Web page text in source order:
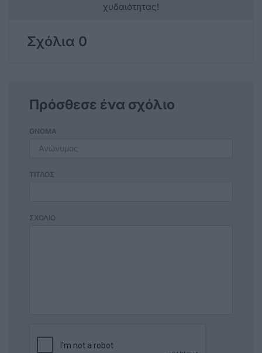
χυδαιότητας!
Σχόλια 0
Πρόσθεσε ένα σχόλιο
ΟΝΟΜΑ
ΤΙΤΛΟΣ
ΣΧΟΛΙΟ